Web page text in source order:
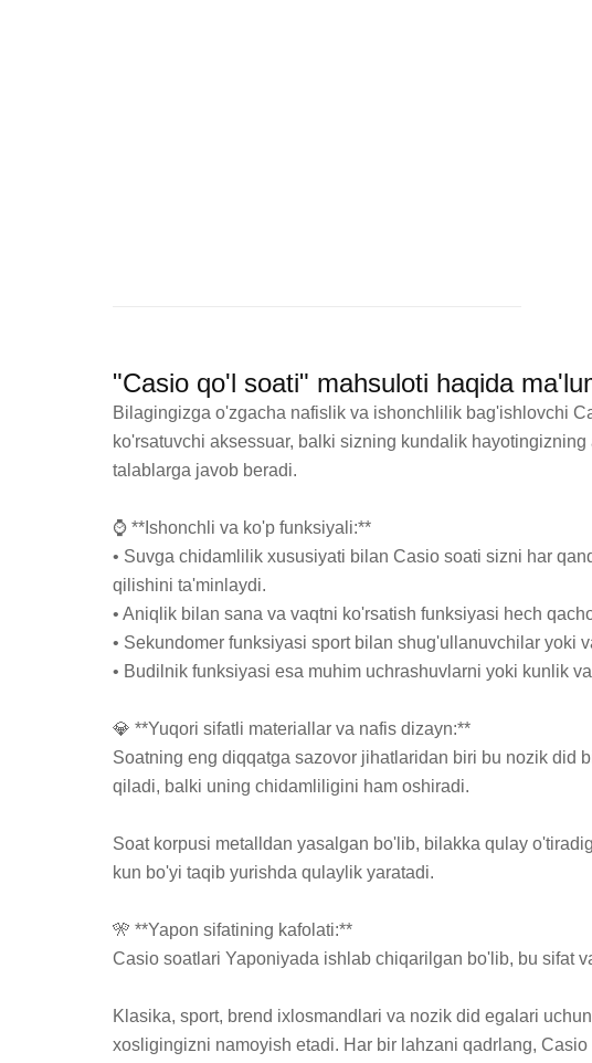
"Casio qo'l soati" mahsuloti haqida
Bilagingizga o'zgacha nafislik va ishonchlilik bag'ishlovchi
ko'rsatuvchi aksessuar, balki sizning kundalik
talablarga javob beradi.
⌚ **Ishonchli va ko'p funksiyali:**
• Suvga chidamlilik xususiyati bilan Casio soati sizni har
qilishini ta'minlaydi.
• Aniqlik bilan sana va vaqtni ko'rsatish funksiyasi hech
• Sekundomer funksiyasi sport bilan shug'ullanuvchilar yoki
• Budilnik funksiyasi esa muhim uchrashuvlarni yoki kunlik
💎 **Yuqori sifatli materiallar va nafis dizayn:**
Soatning eng diqqatga sazovor jihatlaridan biri bu nozik did
qiladi, balki uning chidamliligini ham oshiradi.
Soat korpusi metalldan yasalgan bo'lib, bilakka qulay
kun bo'yi taqib yurishda qulaylik yaratadi.
🎌 **Yapon sifatining kafolati:**
Casio soatlari Yaponiyada ishlab chiqarilgan bo'lib, bu sifat
Klasika, sport, brend ixlosmandlari va nozik did egalari
xosligingizni namoyish etadi. Har bir lahzani qadrlang, Casio